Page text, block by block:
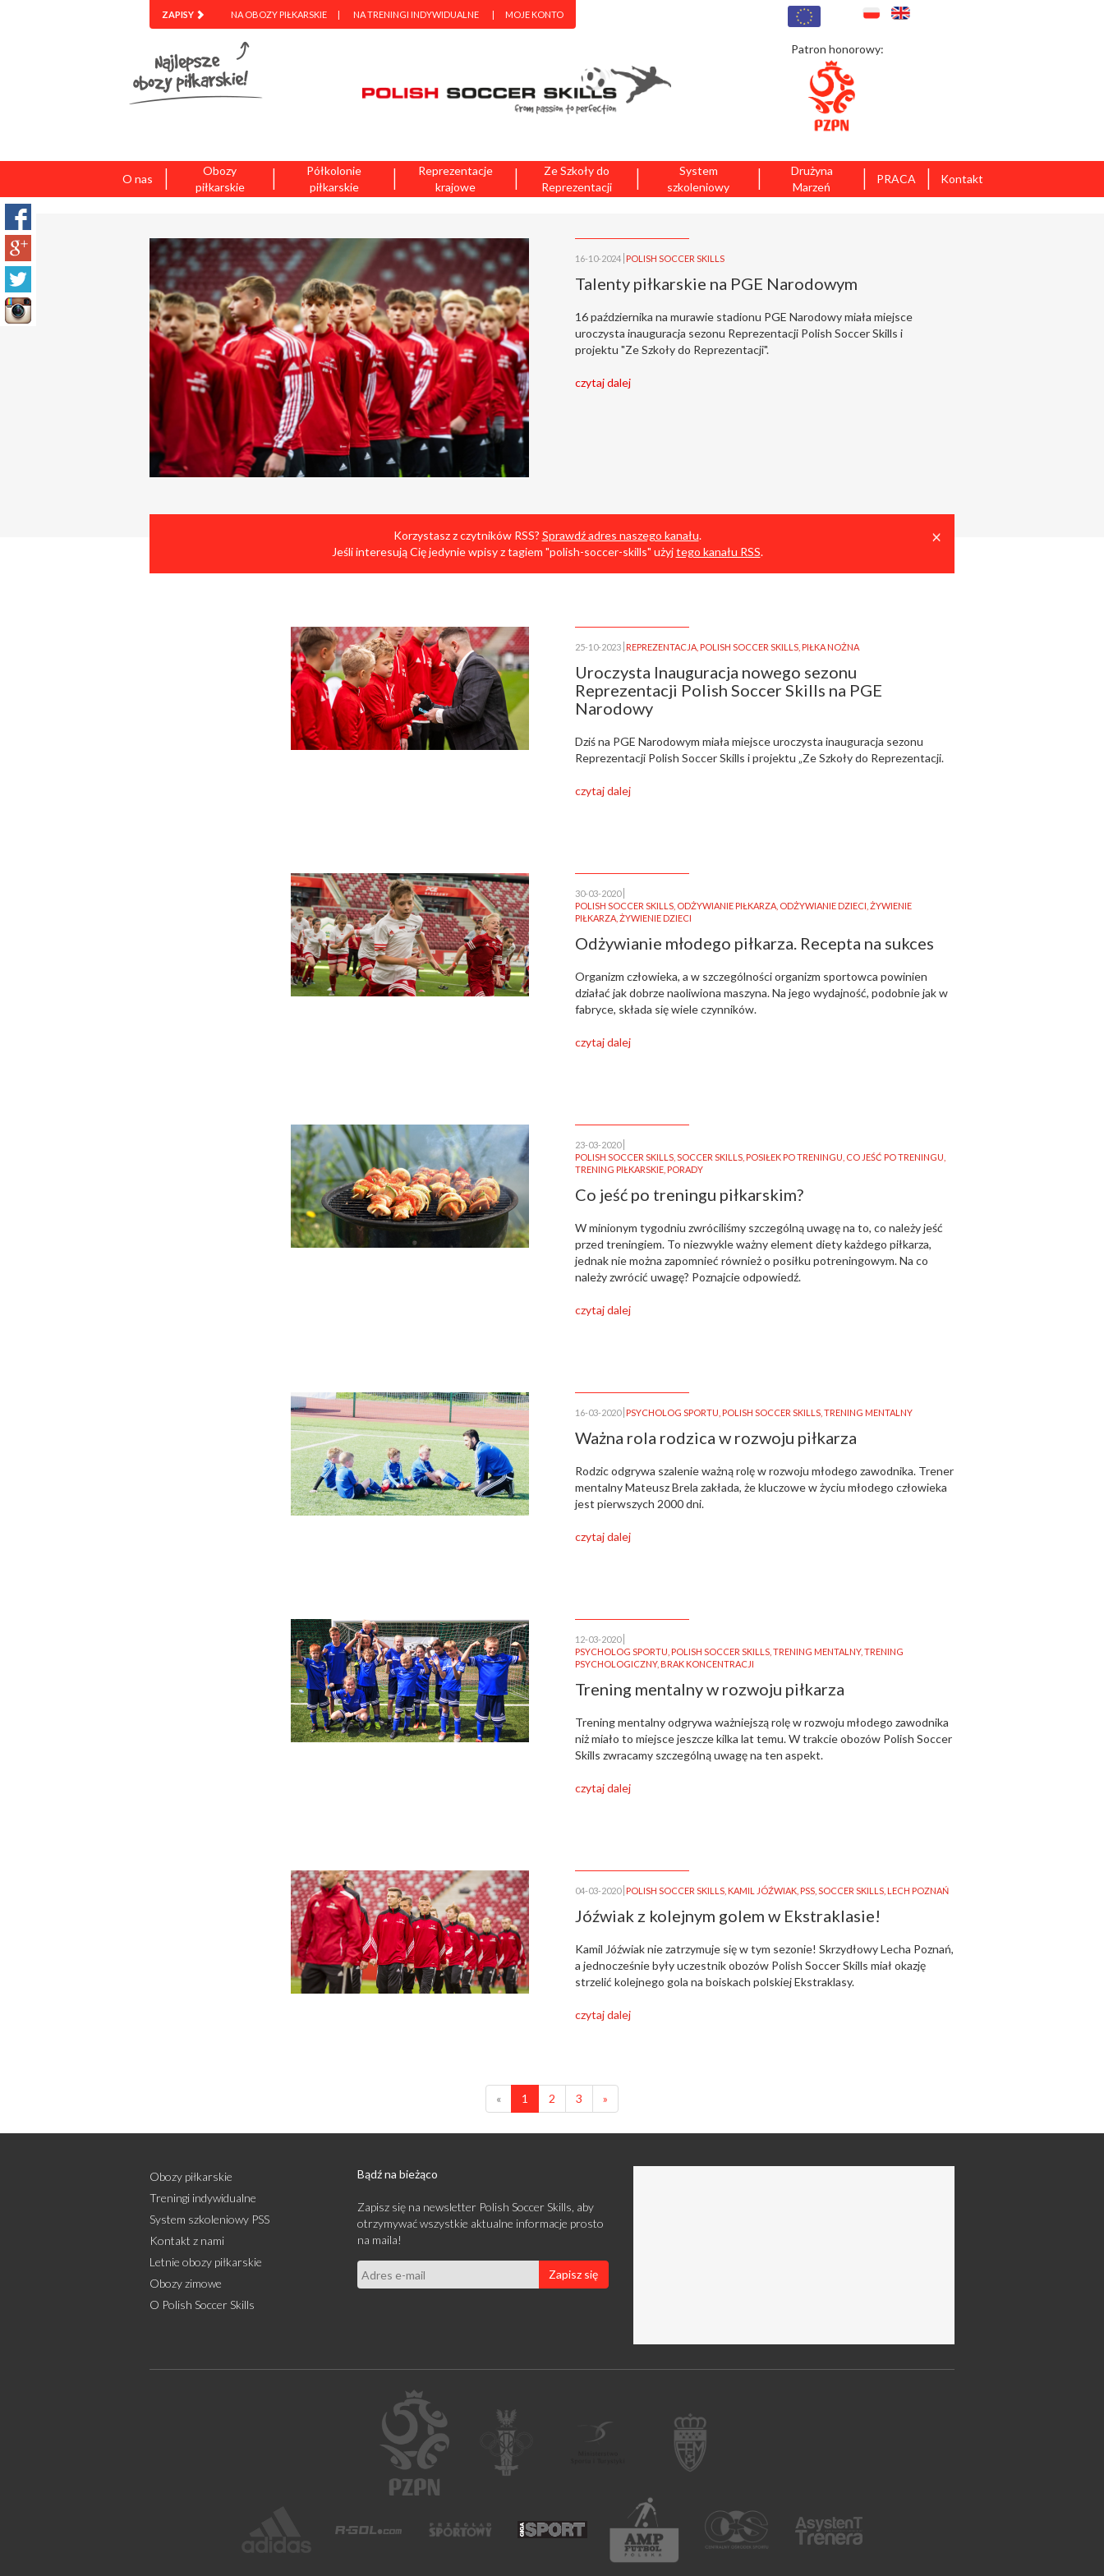
ZAPISY NA OBOZY PIŁKARSKIE NA TRENINGI INDYWIDUALNE MOJE KONTO
Patron honorowy:
O nas
Obozy
piłkarskie
|
Półkolonie
piłkarskie
|
Reprezentacje
krajowe
|
Ze Szkoły do
Reprezentacji
|
System
szkoleniowy
|
Drużyna
Marzeń
| PRACA
| Kontakt
|
16-10-2024 POLISH SOCCER SKILLS
Talenty piłkarskie na PGE Narodowym
16 października na murawie stadionu PGE Narodowy miała miejsce
uroczysta inauguracja sezonu Reprezentacji Polish Soccer Skills i
projektu "Ze Szkoły do Reprezentacji".
czytaj dalej
×
Korzystasz z czytników RSS? Sprawdź adres naszego kanału.
Jeśli interesują Cię jedynie wpisy z tagiem "polish-soccer-skills" użyjtego kanału RSS.
25-10-2023 REPREZENTACJA POLISH SOCCER SKILLS PIŁKA NOŻNA
Uroczysta Inauguracja nowego sezonu
Reprezentacji Polish Soccer Skills na PGE
Narodowy
Dziś na PGE Narodowym miała miejsce uroczysta inauguracja sezonu
Reprezentacji Polish Soccer Skills i projektu „Ze Szkoły do Reprezentacji.
czytaj dalej
30-03-2020
POLISH SOCCER SKILLS ODŻYWIANIE PIŁKARZA ODŻYWIANIE DZIECI ŻYWIENIE
PIŁKARZA ŻYWIENIE DZIECI
Odżywianie młodego piłkarza. Recepta na sukces
Organizm człowieka, a w szczególności organizm sportowca powinien
działać jak dobrze naoliwiona maszyna. Na jego wydajność, podobnie jak w
fabryce, składa się wiele czynników.
czytaj dalej
23-03-2020
POLISH SOCCER SKILLS SOCCER SKILLS POSIŁEK PO TRENINGU CO JEŚĆ PO TRENINGU
TRENING PIŁKARSKIE PORADY
Co jeść po treningu piłkarskim?
W minionym tygodniu zwróciliśmy szczególną uwagę na to, co należy jeść
przed treningiem. To niezwykle ważny element diety każdego piłkarza,
jednak nie można zapomnieć również o posiłku potreningowym. Na co
należy zwrócić uwagę? Poznajcie odpowiedź.
czytaj dalej
16-03-2020 PSYCHOLOG SPORTU POLISH SOCCER SKILLS TRENING MENTALNY
Ważna rola rodzica w rozwoju piłkarza
Rodzic odgrywa szalenie ważną rolę w rozwoju młodego zawodnika. Trener
mentalny Mateusz Brela zakłada, że kluczowe w życiu młodego człowieka
jest pierwszych 2000 dni.
czytaj dalej
12-03-2020
PSYCHOLOG SPORTU POLISH SOCCER SKILLS TRENING MENTALNY, TRENING
PSYCHOLOGICZNY, BRAK KONCENTRACJI
Trening mentalny w rozwoju piłkarza
Trening mentalny odgrywa ważniejszą rolę w rozwoju młodego zawodnika
niż miało to miejsce jeszcze kilka lat temu. W trakcie obozów Polish Soccer
Skills zwracamy szczególną uwagę na ten aspekt.
czytaj dalej
04-03-2020 POLISH SOCCER SKILLS KAMIL JÓŹWIAK PSS SOCCER SKILLS LECH POZNAŃ
Jóźwiak z kolejnym golem w Ekstraklasie!
Kamil Jóźwiak nie zatrzymuje się w tym sezonie! Skrzydłowy Lecha Poznań,
a jednocześnie były uczestnik obozów Polish Soccer Skills miał okazję
strzelić kolejnego gola na boiskach polskiej Ekstraklasy.
czytaj dalej
« 1 2 3 »
Obozy piłkarskie
Treningi indywidualne
System szkoleniowy PSS
Kontakt z nami
Letnie obozy piłkarskie
Obozy zimowe
O Polish Soccer Skills
Bądź na bieżąco
Zapisz się na newsletter Polish Soccer Skills, aby
otrzymywać wszystkie aktualne informacje prosto
na maila!
Zapisz się